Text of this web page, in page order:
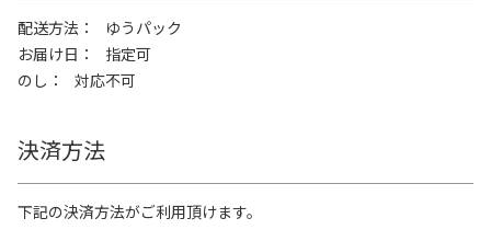
配送方法
ゆうパック
お届け日
指定可
のし
対応不可
決済方法
下記の決済方法がご利用頂けます。